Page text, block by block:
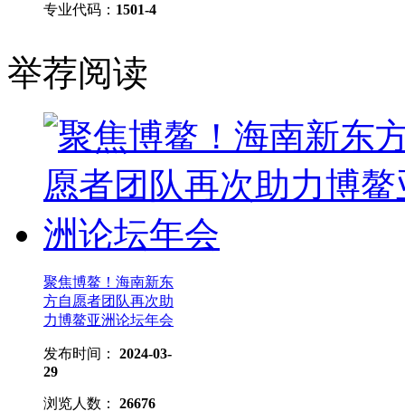
专业代码： 1501-4
举荐阅读
聚焦博鳌！海南新东
方自愿者团队再次助
力博鳌亚洲论坛年会
发布时间： 2024-03-
29
浏览人数： 26676